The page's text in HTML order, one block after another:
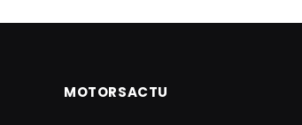
MOTORSACTU